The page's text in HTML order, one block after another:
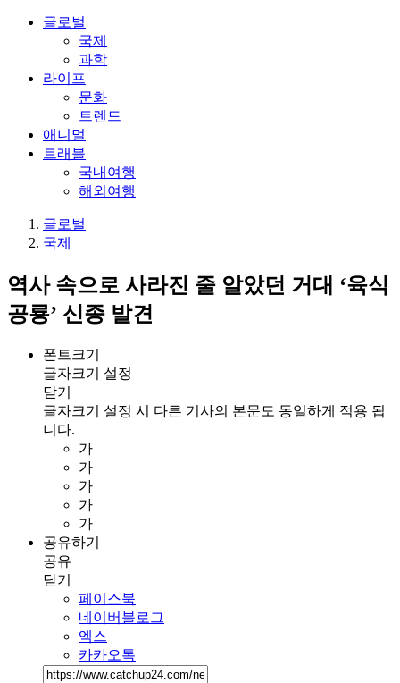
글로벌
국제
과학
라이프
문화
트렌드
애니멀
트래블
국내여행
해외여행
글로벌
국제
역사 속으로 사라진 줄 알았던 거대 ‘육식
공룡’ 신종 발견
폰트크기
글자크기 설정
닫기
글자크기 설정 시 다른 기사의 본문도 동일하게 적용 됩
니다.
가
가
가
가
가
공유하기
공유
닫기
페이스북
네이버블로그
엑스
카카오톡